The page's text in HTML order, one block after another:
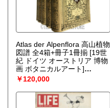
Atlas der Alpenflora 高山植物
図譜 全4箱+冊子1冊揃 [19世
紀 ドイツ オーストリア 博物
画 ボタニカルアート]
（Anton
Hartinger/Dr.K.W.v.Dalla
Torre）
￥120,000